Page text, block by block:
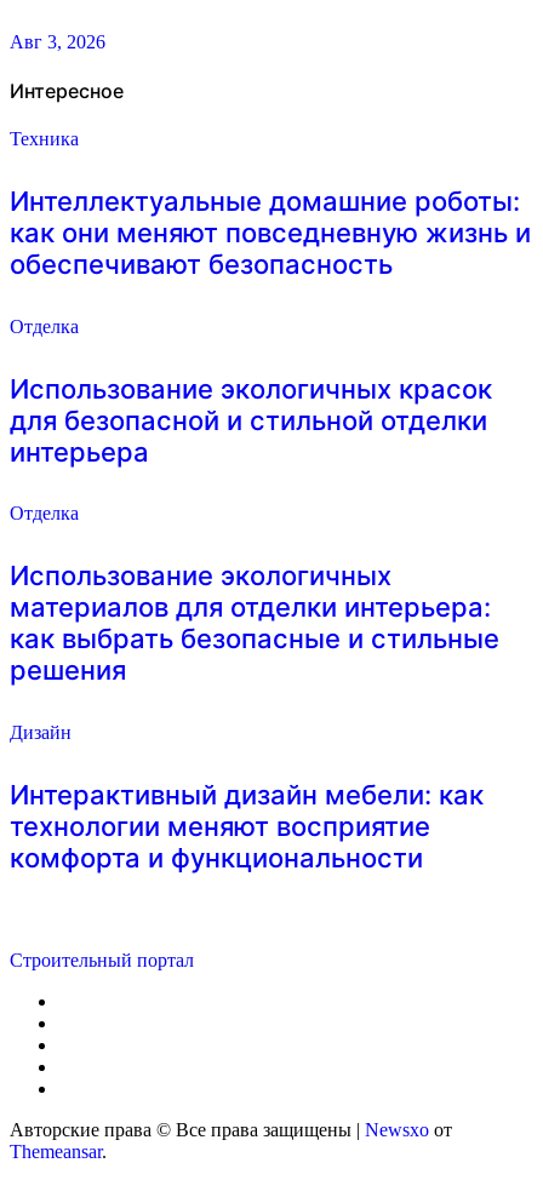
Авг 3, 2026
Интересное
Техника
Интеллектуальные домашние роботы:
как они меняют повседневную жизнь и
обеспечивают безопасность
Отделка
Использование экологичных красок
для безопасной и стильной отделки
интерьера
Отделка
Использование экологичных
материалов для отделки интерьера:
как выбрать безопасные и стильные
решения
Дизайн
Интерактивный дизайн мебели: как
технологии меняют восприятие
комфорта и функциональности
Строительный портал
Авторские права © Все права защищены | Newsxo от
Themeansar.